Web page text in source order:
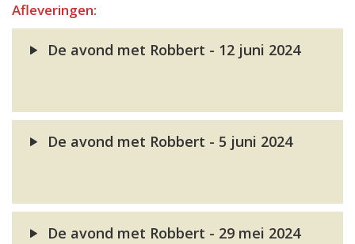
Afleveringen:
De avond met Robbert - 12 juni 2024
De avond met Robbert - 5 juni 2024
De avond met Robbert - 29 mei 2024